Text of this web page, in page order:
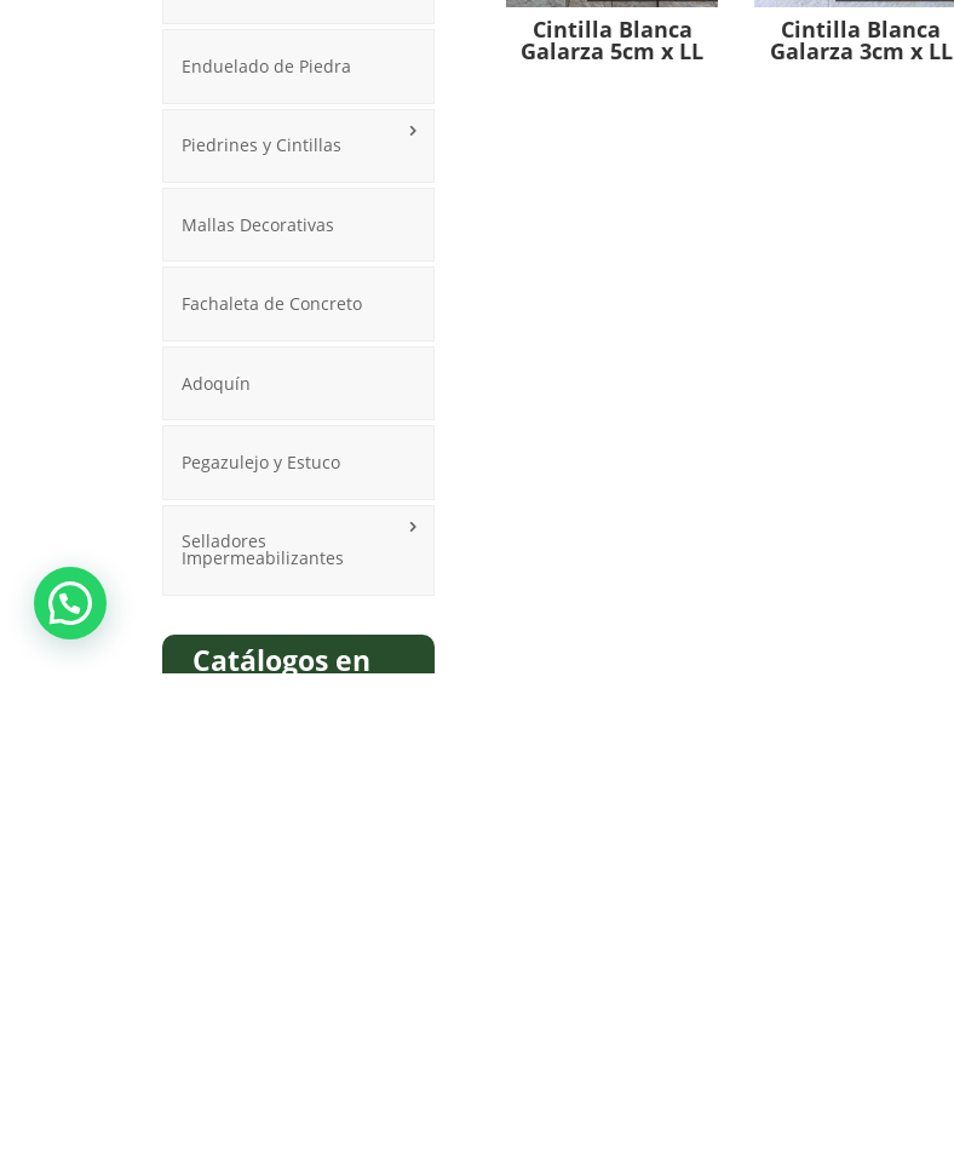
Enduelado de Piedra
Piedrines y Cintillas
Mallas Decorativas
Fachaleta de Concreto
Adoquín
Pegazulejo y Estuco
Selladores
Impermeabilizantes
Catálogos en
Cintilla Blanca
Galarza 5cm x LL
Cintilla Blanca
Galarza 3cm x LL